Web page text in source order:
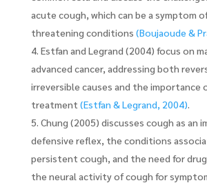
acute cough, which can be a symptom
threatening conditions (Boujaoude &
Estfan and Legrand (2004) focus on
advanced cancer, addressing both
irreversible causes and the importance
treatment (Estfan & Legrand, 2004).
Chung (2005) discusses cough as an
defensive reflex, the conditions
persistent cough, and the need for
the neural activity of cough for